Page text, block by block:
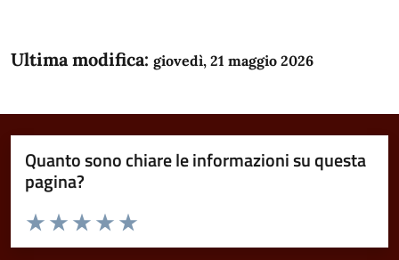
Ultima modifica: giovedì, 21 maggio 2026
Quanto sono chiare le informazioni su questa
pagina?
Domanda
Valuta da 1 a 5 stelle la pagina
Valuta 5 stelle su 5
Valuta 4 stelle su 5
Valuta 3 stelle su 5
Valuta 2 stelle su 5
Valuta 1 stelle su 5